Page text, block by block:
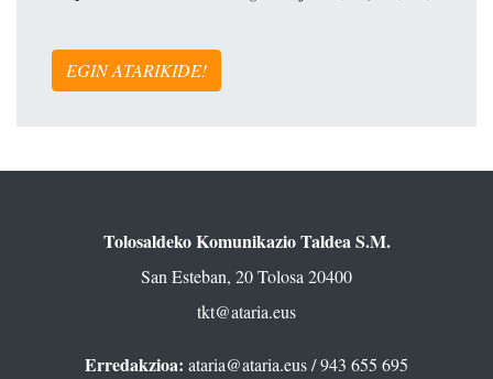
EGIN ATARIKIDE!
Tolosaldeko Komunikazio Taldea S.M.
San Esteban, 20 Tolosa 20400
tkt@ataria.eus
Erredakzioa: ataria@ataria.eus/ 943 655 695